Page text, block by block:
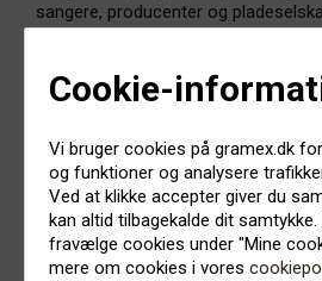
Cookie-
Vi bruger cookies på gramex.dk
og funktioner og analysere
Ved at klikke accepter giver du
kan altid tilbagekalde dit
fravælge cookies under "Mine
mere om cookies i vores
sangere, producenter og
penge til gode på Gramex-kontoen.
I denne omgang er det først og
udbetale før. Typisk fordi vi har
indeståelse eller medlemserklæring.
Afspilninger i 2016 får du penge for
op. Helt som vi plejer.